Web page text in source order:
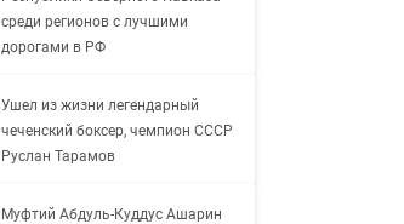
среди регионов с лучшими
дорогами в РФ
Ушел из жизни легендарный
чеченский боксер, чемпион СССР
Руслан Тарамов
Муфтий Абдуль-Куддус Ашарин